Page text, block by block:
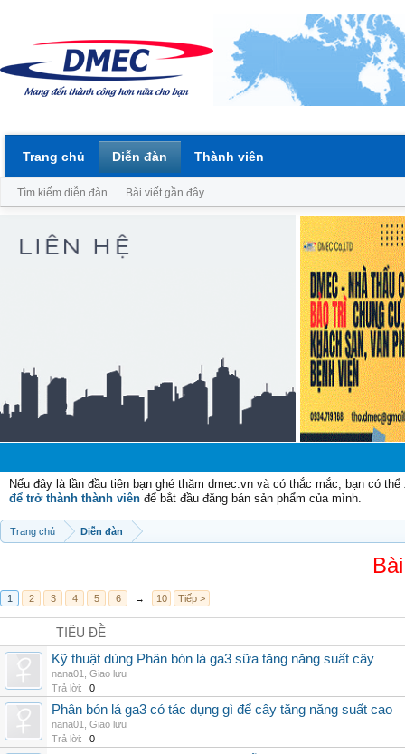
Nếu đây là lần đầu tiên bạn ghé thăm dmec.vn và có thắc mắc, bạn có
để trở thành thành viên để bắt đầu đăng bán sản phẩm của mình.
Trang chủ Diễn đàn
1 2 3 4 5 6 → 10 Tiếp >
TIÊU ĐỀ
Kỹ thuật dùng Phân bón lá ga3 sữa tăng năng suất cây
nana01
Giao lưu
Trả lời:
0
Phân bón lá ga3 có tác dụng gì để cây tăng năng suất cao
nana01
Giao lưu
Trả lời:
0
Trang chủ Diễn đàn
Tìm kiếm diễn đàn Bài viết gần đây
Thành viên